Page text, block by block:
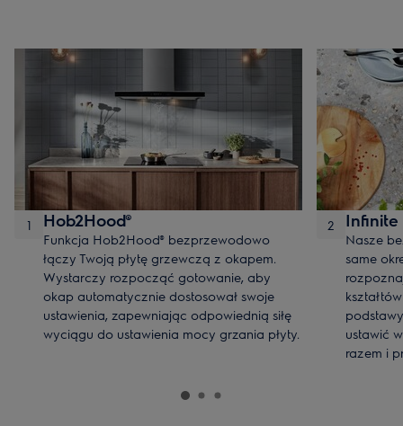
1 Hob2Hood®
Funkcja Hob2Hood® bezprzewodowo
łączy Twoją płytę grzewczą z okapem.
Wystarczy rozpocząć gotowanie, aby
okap automatycznie dostosował swoje
ustawienia, zapewniając odpowiednią siłę
wyciągu do ustawienia mocy grzania płyty.
2 Infinite
Nasze
same
ustawić
razem i